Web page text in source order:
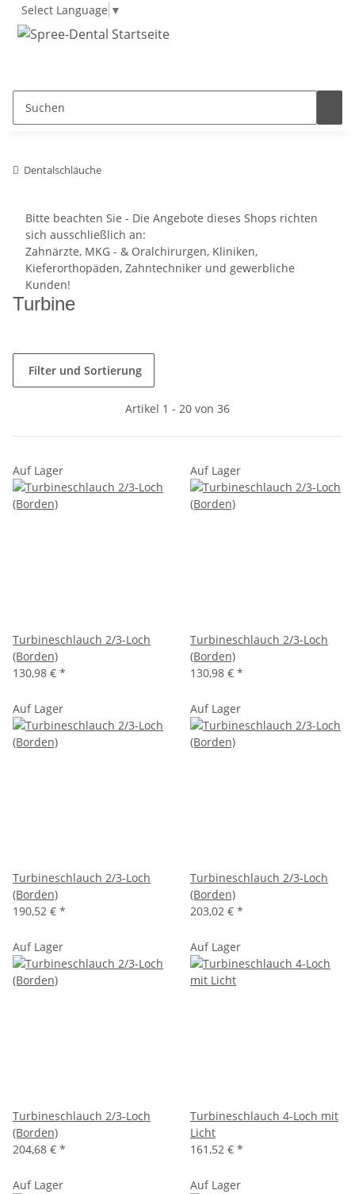
Select Language ▼
Dentalschläuche
Bitte beachten Sie - Die Angebote dieses Shops richten
sich ausschließlich an:
Zahnärzte, MKG - & Oralchirurgen, Kliniken,
Kieferorthopäden, Zahntechniker und gewerbliche
Kunden!
Turbine
Filter und Sortierung
Artikel 1 - 20 von 36
Auf Lager
Turbineschlauch 2/3-Loch
(Borden)
130,98 € *
Auf Lager
Turbineschlauch 2/3-Loch
(Borden)
130,98 € *
Auf Lager
Turbineschlauch 2/3-Loch
(Borden)
190,52 € *
Auf Lager
Turbineschlauch 2/3-Loch
(Borden)
203,02 € *
Auf Lager
Turbineschlauch 2/3-Loch
(Borden)
204,68 € *
Auf Lager
Turbineschlauch 4-Loch mit
Licht
161,52 € *
Auf Lager Auf Lager